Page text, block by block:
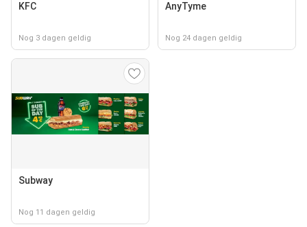
KFC
Nog 3 dagen geldig
AnyTyme
Nog 24 dagen geldig
Subway
Nog 11 dagen geldig